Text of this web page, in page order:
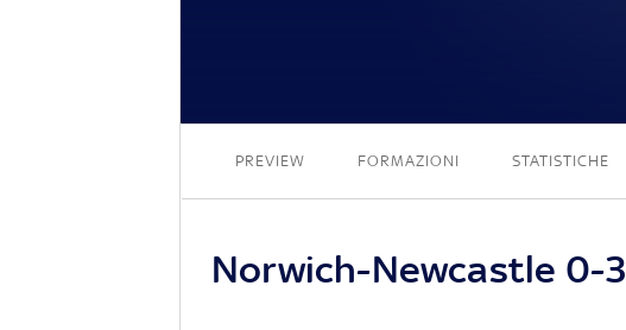
PREVIEW FORMAZIONI STATISTICHE
Norwich-Newcastle 0-3